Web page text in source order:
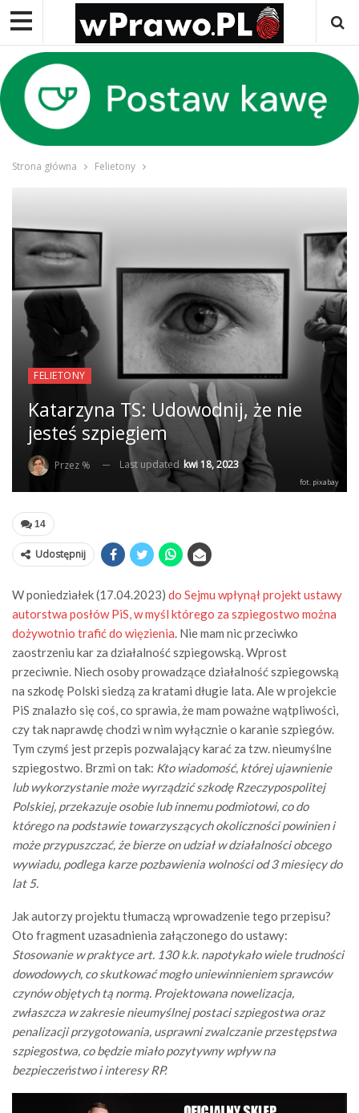
Strona główna Felietony
FELIETONY
Katarzyna TS: Udowodnij, że nie
jesteś szpiegiem
Przez % Last updated kwi 18, 2023
fot. pixabay
14
Udostępnij
W poniedziałek (17.04.2023) do Sejmu wpłynął projekt ustawy
autorstwa posłów PiS, w myśl którego za szpiegostwo można
dożywotnio trafić do więzienia. Nie mam nic przeciwko
zaostrzeniu kar za działalność szpiegowską. Wprost
przeciwnie. Niech osoby prowadzące działalność szpiegowską
na szkodę Polski siedzą za kratami długie lata. Ale w projekcie
PiS znalazło się coś, co sprawia, że mam poważne wątpliwości,
czy tak naprawdę chodzi w nim wyłącznie o karanie szpiegów.
Tym czymś jest przepis pozwalający karać za tzw. nieumyślne
szpiegostwo. Brzmi on tak: Kto wiadomość, której ujawnienie
lub wykorzystanie może wyrządzić szkodę Rzeczypospolitej
Polskiej, przekazuje osobie lub innemu podmiotowi, co do
którego na podstawie towarzyszących okoliczności powinien i
może przypuszczać, że bierze on udział w działalności obcego
wywiadu, podlega karze pozbawienia wolności od 3 miesięcy do
lat 5.
Jak autorzy projektu tłumaczą wprowadzenie tego przepisu?
Oto fragment uzasadnienia załączonego do ustawy:
Stosowanie w praktyce art. 130 k.k. napotykało wiele trudności
dowodowych, co skutkować mogło uniewinnieniem sprawców
czynów objętych tą normą. Projektowana nowelizacja,
zwłaszcza w zakresie nieumyślnej postaci szpiegostwa oraz
penalizacji przygotowania, usprawni zwalczanie przestępstwa
szpiegostwa, co będzie miało pozytywny wpływ na
bezpieczeństwo i interesy RP.